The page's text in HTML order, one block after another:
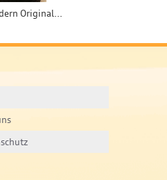
Original...